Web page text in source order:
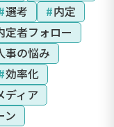
選考 #内定
定者フォロー
事の悩み
効率化
ディア
ン